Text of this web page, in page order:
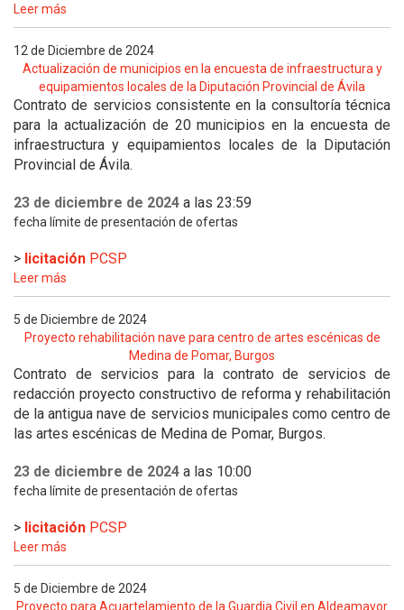
Leer más
12 de Diciembre de 2024
Actualización de municipios en la encuesta de infraestructura y
equipamientos locales de la Diputación Provincial de Ávila
Contrato de servicios consistente en la consultoría técnica
para la actualización de 20 municipios en la encuesta de
infraestructura y equipamientos locales de la Diputación
Provincial de Ávila.
23 de diciembre de 2024 a las 23:59
fecha límite de presentación de ofertas
> licitación PCSP
Leer más
5 de Diciembre de 2024
Proyecto rehabilitación nave para centro de artes escénicas de
Medina de Pomar, Burgos
Contrato de servicios para la contrato de servicios de
redacción proyecto constructivo de reforma y rehabilitación
de la antigua nave de servicios municipales como centro de
las artes escénicas de Medina de Pomar, Burgos.
23 de diciembre de 2024 a las 10:00
fecha límite de presentación de ofertas
> licitación PCSP
Leer más
5 de Diciembre de 2024
Proyecto para Acuartelamiento de la Guardia Civil en Aldeamayor